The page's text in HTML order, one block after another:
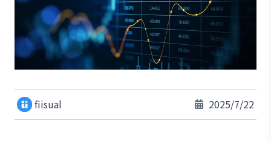
fiisual 2025/7/22